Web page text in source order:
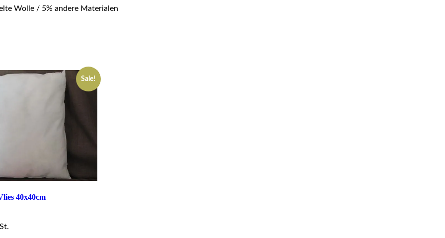
Wolle / 5% andere Materialen
Sale!
40x40cm